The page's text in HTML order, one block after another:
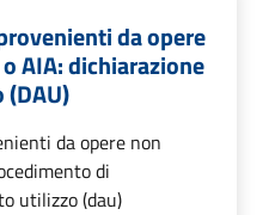
da opere
AIA: dichiarazione
da opere non
di
utilizzo (dau)